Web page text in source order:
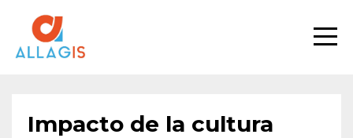
Impacto de la cultura